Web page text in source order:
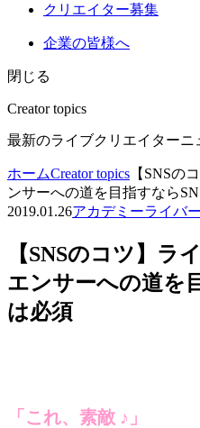
クリエイター募集
企業の皆様へ
閉じる
Creator topics
最新のライブクリエイターニ
ホームCreator topics 【SNSの
ンサーへの道を目指すなら
2019.01.26アカデミーライバ
【SNSのコツ】ラ
エンサーへの道を
は必須
「これ、素敵 ♪」